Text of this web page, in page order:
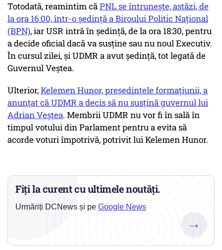
Totodată, reamintim căPNL se întrunește, astăzi, de
la ora 16:00, într-o ședință a Biroului Politic Național
(BPN), iar USR intră în ședință, de la ora 18:30, pentru
a decide oficial dacă va susține sau nu noul Executiv.
În cursul zilei, și UDMR a avut ședință, tot legată de
Guvernul Veștea.
Ulterior,Kelemen Hunor, președintele formațiunii, a
anunțat că UDMR a decis să nu susțină guvernul lui
Adrian Veștea. Membrii UDMR nu vor fi în sală în
timpul votului din Parlament pentru a evita să
acorde voturi împotrivă, potrivit lui Kelemen Hunor.
Fiți la curent cu ultimele noutăți.
Urmăriți DCNews și pe Google News
→